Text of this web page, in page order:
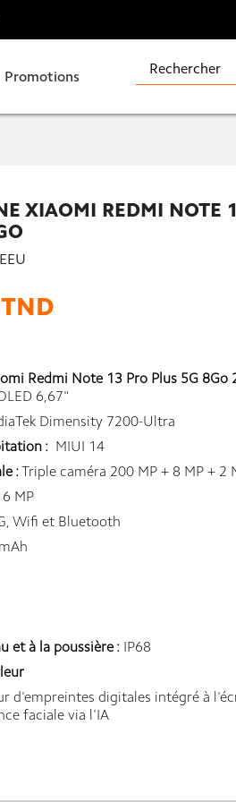
Promotions
XIAOMI REDMI NOTE
Redmi Note 13 Pro Plus 5G 8Go
6,67"
Dimensity 7200-Ultra
: MIUI 14
:
Triple caméra 200 MP + 8 MP + 2
MP
Wifi et Bluetooth
et à la poussière : IP68
d'empreintes digitales intégré à
faciale via l'IA